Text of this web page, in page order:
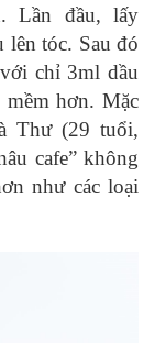
Lần đầu, lấy
lên tóc. Sau đó
chỉ 3ml dầu
mềm hơn. Mặc
Thư (29 tuổi,
cafe” không
như các loại